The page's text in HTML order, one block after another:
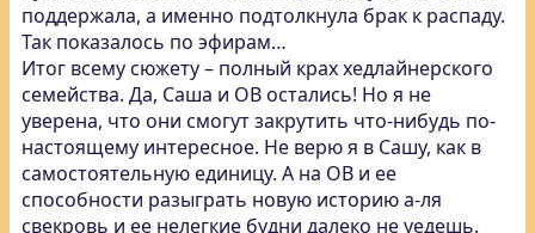
поддержала, а именно подтолкнула брак к распаду.
Так показалось по эфирам…
Итог всему сюжету – полный крах хедлайнерского
семейства. Да, Саша и ОВ остались! Но я не
уверена, что они смогут закрутить что-нибудь по-
настоящему интересное. Не верю я в Сашу, как в
самостоятельную единицу. А на ОВ и ее
способности разыграть новую историю а-ля
свекровь и ее нелегкие будни далеко не уедешь.